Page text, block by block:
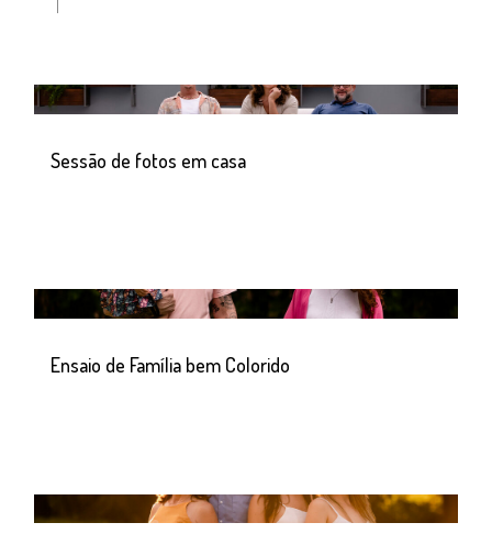
Sessão de fotos em casa
Ensaio de Família bem Colorido